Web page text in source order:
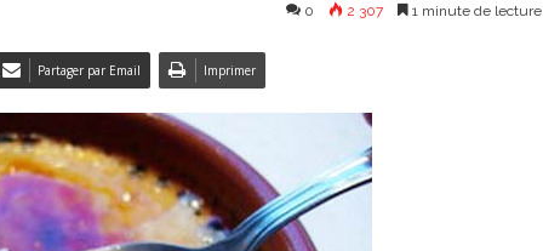
0 2 307 1 minute de lecture
Partager par Email Imprimer